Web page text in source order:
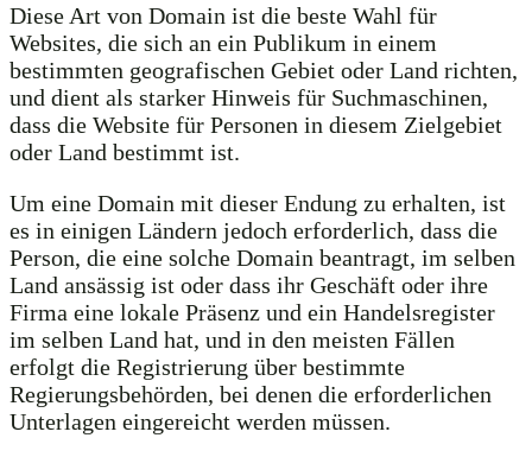
Diese Art von Domain ist die beste Wahl für
Websites, die sich an ein Publikum in einem
bestimmten geografischen Gebiet oder Land richten,
und dient als starker Hinweis für Suchmaschinen,
dass die Website für Personen in diesem Zielgebiet
oder Land bestimmt ist.
Um eine Domain mit dieser Endung zu erhalten, ist
es in einigen Ländern jedoch erforderlich, dass die
Person, die eine solche Domain beantragt, im selben
Land ansässig ist oder dass ihr Geschäft oder ihre
Firma eine lokale Präsenz und ein Handelsregister
im selben Land hat, und in den meisten Fällen
erfolgt die Registrierung über bestimmte
Regierungsbehörden, bei denen die erforderlichen
Unterlagen eingereicht werden müssen.